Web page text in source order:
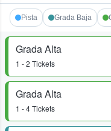
Pista Grada Baja
Grada Alta
1 - 2 Tickets
Grada Alta
1 - 4 Tickets